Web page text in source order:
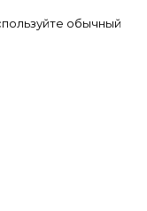
обычный